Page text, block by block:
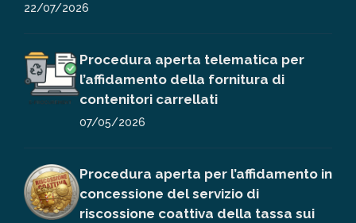
22/07/2026
Procedura aperta telematica per
l’affidamento della fornitura di
contenitori carrellati
07/05/2026
Procedura aperta per l’affidamento in
concessione del servizio di
riscossione coattiva della tassa sui